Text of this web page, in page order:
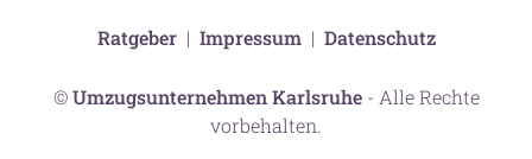
©Umzugsunternehmen Karlsruhe- Alle Rechte
vorbehalten.
Ratgeber| Impressum| Datenschutz